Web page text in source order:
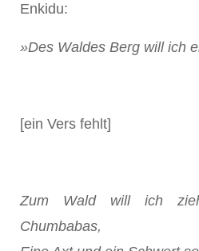
Enkidu:
»Des Waldes Berg will ich
[ein Vers fehlt]
Zum Wald will ich
Chumbabas,